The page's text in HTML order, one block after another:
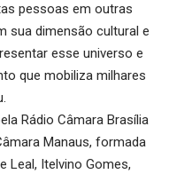
pessoas em outras
sua dimensão cultural e
esse universo e
que mobiliza milhares
Rádio Câmara Brasília
Manaus, formada
Leal, Itelvino Gomes,